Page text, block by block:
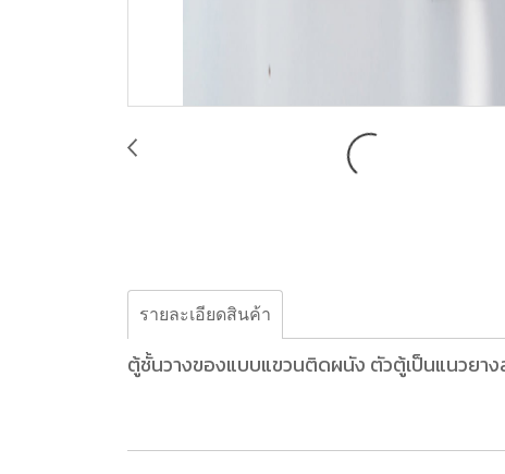
รายละเอียดสินค้า
ตู้ชั้นวางของแบบแขวนติดผนัง ตัวตู้เป็นแนวยาง